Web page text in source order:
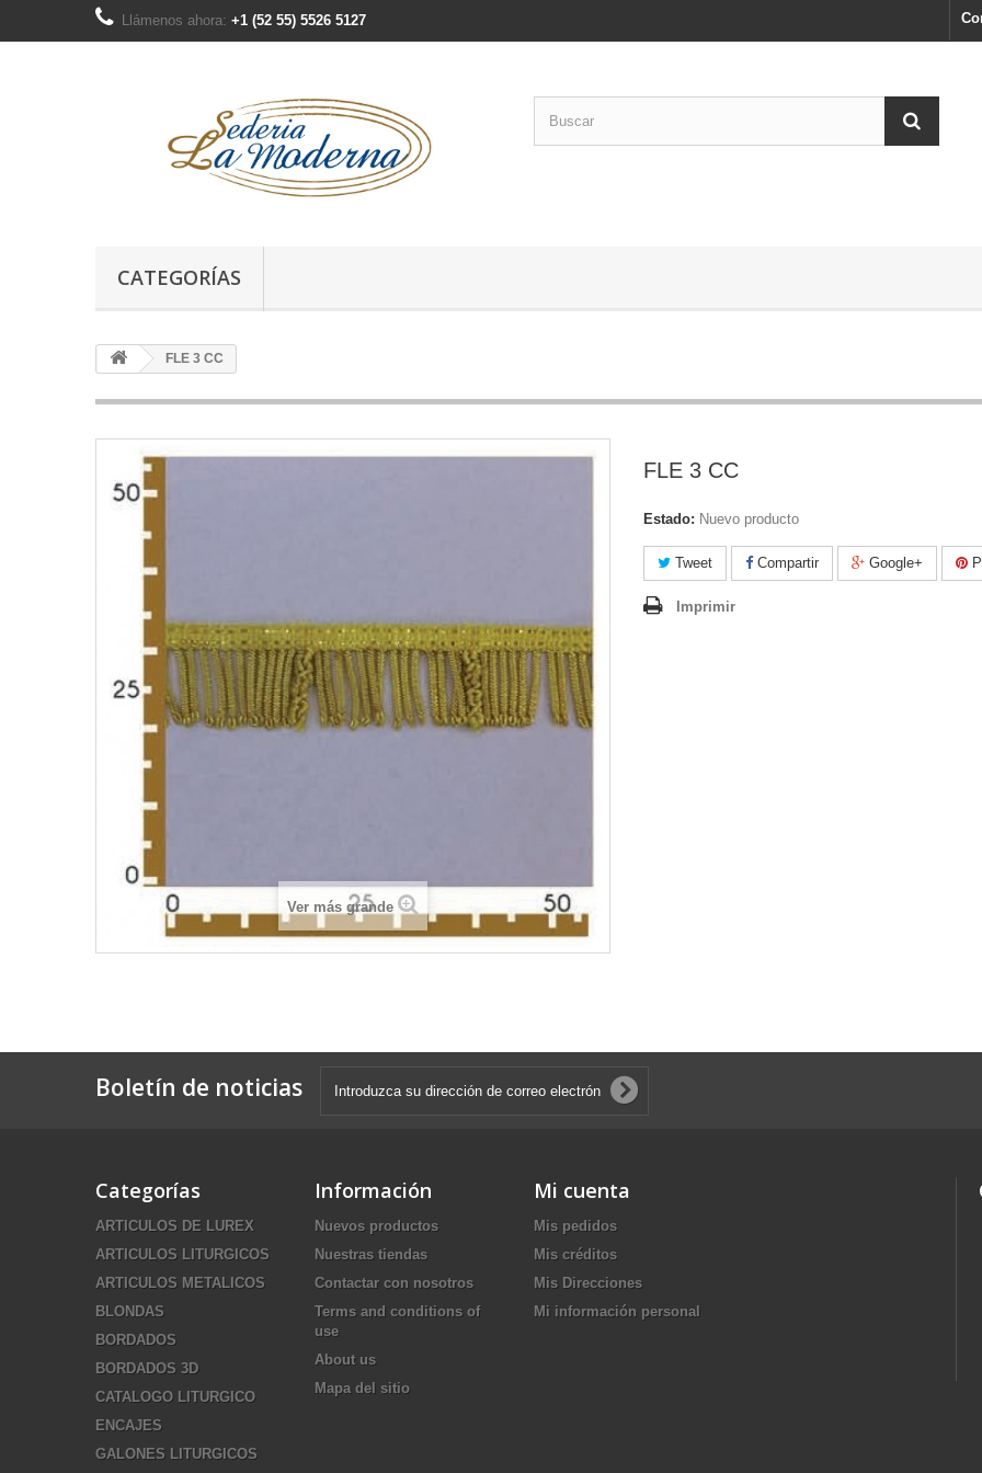
Llámenos ahora: +1 (52 55) 5526 5127
CATEGORÍAS
FLE 3 CC
Ver más grande
FLE 3 CC
Estado: Nuevo producto
Tweet Compartir Google+
Imprimir
Boletín de noticias
Categorías
ARTICULOS DE LUREX
ARTICULOS LITURGICOS
ARTICULOS METALICOS
BLONDAS
BORDADOS
BORDADOS 3D
CATALOGO LITURGICO
ENCAJES
GALONES LITURGICOS
Información
Nuevos productos
Nuestras tiendas
Contactar con nosotros
Terms and conditions of
use
About us
Mapa del sitio
Mi cuenta
Mis pedidos
Mis créditos
Mis Direcciones
Mi información personal